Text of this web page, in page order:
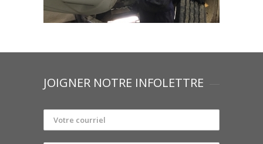
JOIGNER NOTRE INFOLETTRE